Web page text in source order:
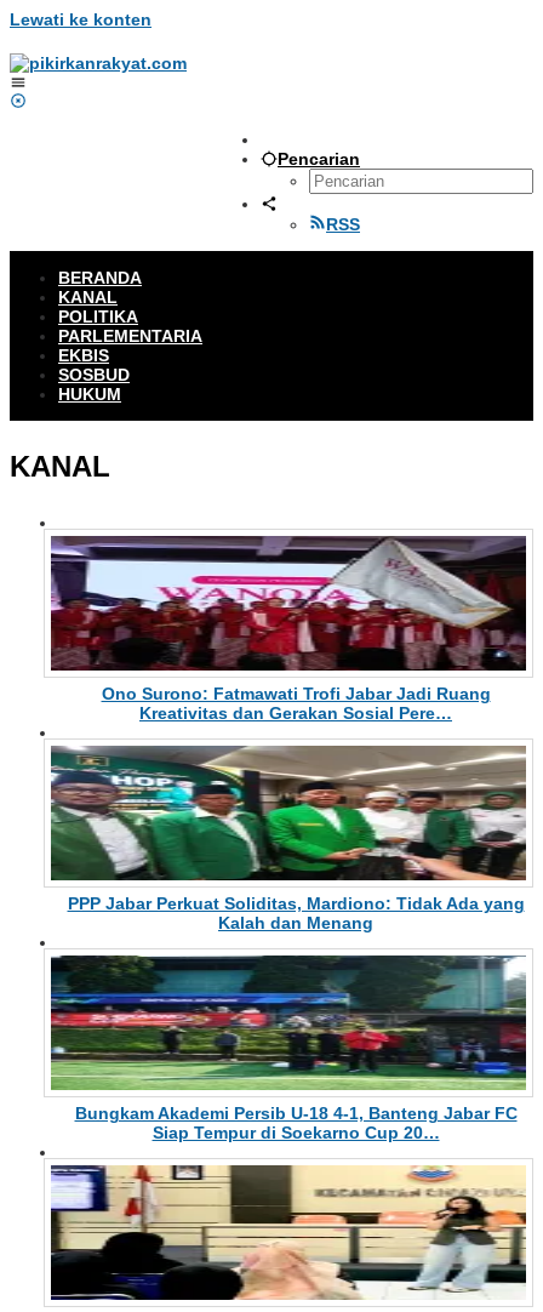
Lewati ke konten
Pencarian
RSS
BERANDA
KANAL
POLITIKA
PARLEMENTARIA
EKBIS
SOSBUD
HUKUM
KANAL
Ono Surono: Fatmawati Trofi Jabar Jadi Ruang
Kreativitas dan Gerakan Sosial Pere…
PPP Jabar Perkuat Soliditas, Mardiono: Tidak Ada yang
Kalah dan Menang
Bungkam Akademi Persib U-18 4-1, Banteng Jabar FC
Siap Tempur di Soekarno Cup 20…